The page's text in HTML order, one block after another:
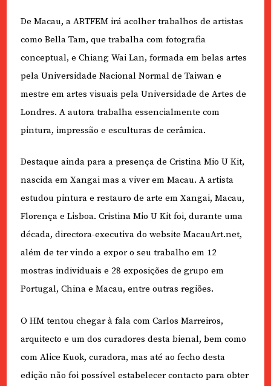
De Macau, a ARTFEM irá acolher trabalhos de artistas
como Bella Tam, que trabalha com fotografia
conceptual, e Chiang Wai Lan, formada em belas artes
pela Universidade Nacional Normal de Taiwan e
mestre em artes visuais pela Universidade de Artes de
Londres. A autora trabalha essencialmente com
pintura, impressão e esculturas de cerâmica.
Destaque ainda para a presença de Cristina Mio U Kit,
nascida em Xangai mas a viver em Macau. A artista
estudou pintura e restauro de arte em Xangai, Macau,
Florença e Lisboa. Cristina Mio U Kit foi, durante uma
década, directora-executiva do website MacauArt.net,
além de ter vindo a expor o seu trabalho em 12
mostras individuais e 28 exposições de grupo em
Portugal, China e Macau, entre outras regiões.
O HM tentou chegar à fala com Carlos Marreiros,
arquitecto e um dos curadores desta bienal, bem como
com Alice Kuok, curadora, mas até ao fecho desta
edição não foi possível estabelecer contacto para obter